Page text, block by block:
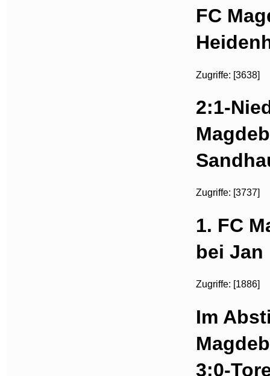
FC
Zugriffe: [3638]
2:1-
Zugriffe: [3737]
1. FC
bei Jan
Zugriffe: [1886]
Im
3:0-